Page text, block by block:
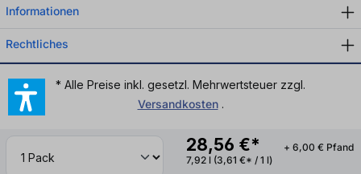
28,56 €*
+ 6,00 € Pfand
7,92 l (3,61 €* / 1 l)
Informationen
Rechtliches
* Alle Preise inkl. gesetzl. Mehrwertsteuer zzgl.
Versandkosten.